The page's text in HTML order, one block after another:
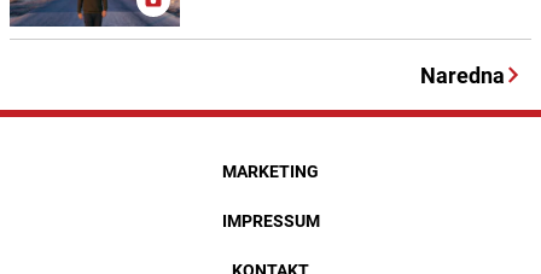
Naredna
MARKETING
IMPRESSUM